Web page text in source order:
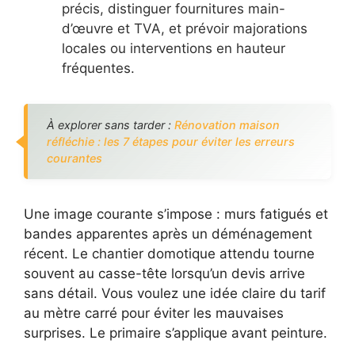
précis, distinguer fournitures main-
d’œuvre et TVA, et prévoir majorations
locales ou interventions en hauteur
fréquentes.
À explorer sans tarder : Rénovation maison
réfléchie : les 7 étapes pour éviter les erreurs
courantes
Une image courante s’impose : murs fatigués et
bandes apparentes après un déménagement
récent. Le chantier domotique attendu tourne
souvent au casse-tête lorsqu’un devis arrive
sans détail. Vous voulez une idée claire du tarif
au mètre carré pour éviter les mauvaises
surprises. Le primaire s’applique avant peinture.